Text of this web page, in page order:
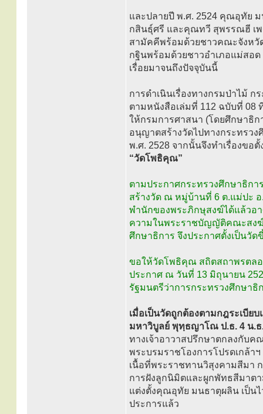
และปลายปี พ.ศ. 2524 คุณอุทั
กสินธุ์ศรี และคุณทวี สุพรรณฮี เ
สามัคคีพร้อมด้วยชาวคณะจังห
กฐินพร้อมด้วยชาวอำเภอแม่สอด
เรื่อยมาจนถึงปัจจุบันนี้
การดำเนินเรื่องทางกรมป่าไม้
ตามหนังสือเล่มที่ 112 ฉบับที่ 08
ให้กรมการศาสนา (โดยศึกษาธิก
อนุญาตสร้างวัดไปทางกระทรว
พ.ศ. 2528 จากนั้นจึงทำเรื่องขอ
“วัดโพธิคุณ”
ตามประกาศกระทรวงศึกษาธิก
สร้างวัด ณ หมู่บ้านที่ 6 ต.แม่ปะ
พำนักของพระภิกษุสงฆ์ได้แล้วอ
ความในพระราชบัญญัติคณะสงฆ์
ศึกษาธิการ จึงประกาศตั้งเป็นวั
ขอให้วัดโพธิคุณ สถิตสถาพรตล
ประกาศ ณ วันที่ 13 มิถุนายน
รัฐมนตรีว่าการกระทรวงศึกษาธิ
เมื่อเป็นวัดถูกต้องตามกฎระเบีย
มหาวิบูลย์ พุทฺธญาโณ ป.ธ. 4 น.ธ.
ทางเจ้าอาวาสปรึกษาตกลงกับค
พระบรมราชโองการโปรดเกล้
เนื้อที่พระราชทานวิสุงคามสีมา ก
การฝังลูกนิมิตและผูกพัทธสีมาตา
แต่งตั้งคุณอุทัย มนธาตุผลิน เป็น
ประการแล้ว